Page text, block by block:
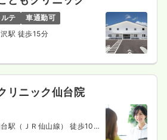
テ
車通勤可
駅 徒歩15分
リニック仙台院
駅（ＪＲ仙山線） 徒歩10